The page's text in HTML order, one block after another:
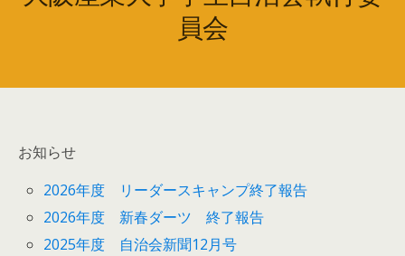
員会
お知らせ
2026年度 リーダースキャンプ終了報告
2026年度 新春ダーツ 終了報告
2025年度 自治会新聞12月号